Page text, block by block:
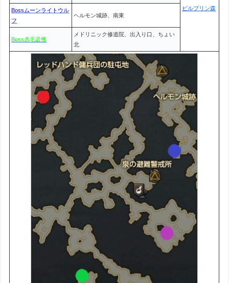
ビルブリン森
Bossムーンライトウル
フ
ヘルモン城跡、南東
Boss赤毛岩熊
メドリニック修道院、出入り口、ちょい
北